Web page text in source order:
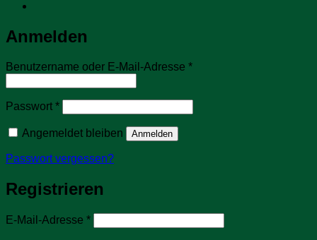
Anmelden
Benutzername oder E-Mail-Adresse *Erforderlich
Passwort *Erforderlich
Angemeldet bleiben Anmelden
Passwort vergessen?
Registrieren
E-Mail-Adresse *Erforderlich